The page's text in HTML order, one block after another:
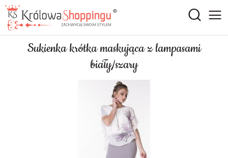
Sukienka krótka maskująca z lampasami
biały/szary